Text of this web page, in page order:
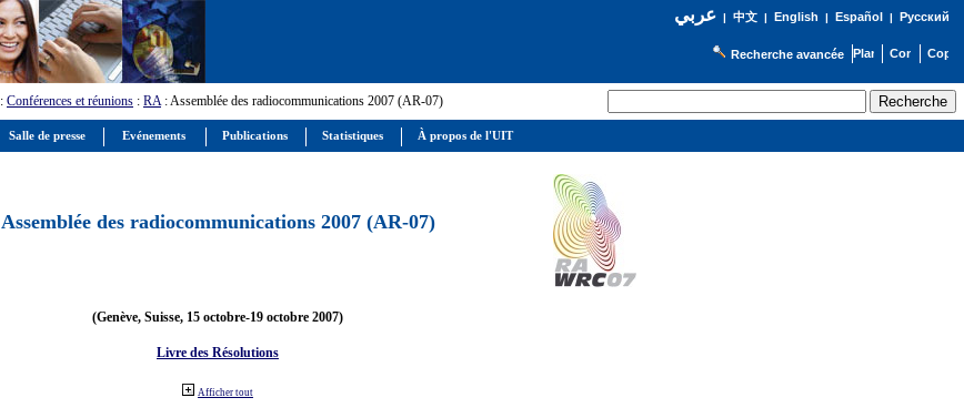
عربي| 中文| English | Español | Русский
Recherche avancée
: Conférences et réunions : RA: Assemblée des radiocommunications 2007 (AR-07)
Assemblée des radiocommunications 2007 (AR-07)
(Genève, Suisse, 15 octobre-19 octobre 2007)
Livre des Résolutions
Afficher tout
Salle de presse Evénements Publications Statistiques À propos de l'UIT